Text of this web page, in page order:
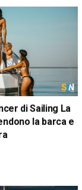
di Sailing La
la barca e